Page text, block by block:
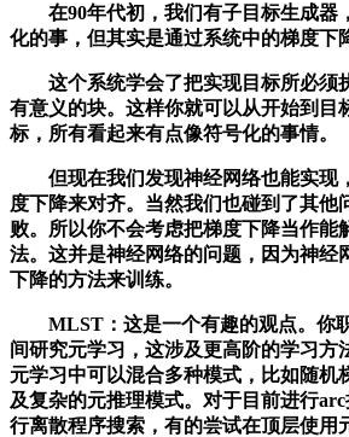
在90年代初，我们有子目标生成器
化的事，但其实是通过系统中的梯度下
这个系统学会了把实现目标所必须
有意义的块。这样你就可以从开始到目
标，所有看起来有点像符号化的事情。
但现在我们发现神经网络也能实现
度下降来对齐。当然我们也碰到了其他
败。所以你不会考虑把梯度下降当作能
法。这并是神经网络的问题，因为神经
下降的方法来训练。
MLST：这是一个有趣的观点。你
间研究元学习，这涉及更高阶的学习方
元学习中可以混合多种模式，比如随机
及复杂的元推理模式。对于目前进行
行离散程序搜索，有的尝试在顶层使用